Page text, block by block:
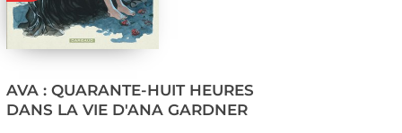
AVA : QUARANTE-HUIT HEURES
DANS LA VIE D'ANA GARDNER